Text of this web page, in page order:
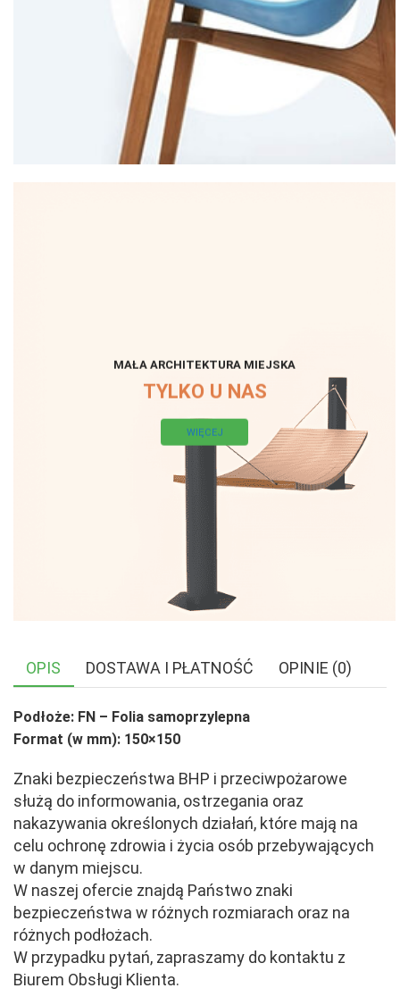
MAŁA ARCHITEKTURA MIEJSKA
TYLKO U NAS
WIĘCEJ
OPIS DOSTAWA I PŁATNOŚĆ OPINIE (0)
Podłoże: FN – Folia samoprzylepna
Format (w mm): 150×150
Znaki bezpieczeństwa BHP i przeciwpożarowe
służą do informowania, ostrzegania oraz
nakazywania określonych działań, które mają na
celu ochronę zdrowia i życia osób przebywających
w danym miejscu.
W naszej ofercie znajdą Państwo znaki
bezpieczeństwa w różnych rozmiarach oraz na
różnych podłożach.
W przypadku pytań, zapraszamy do kontaktu z
Biurem Obsługi Klienta.